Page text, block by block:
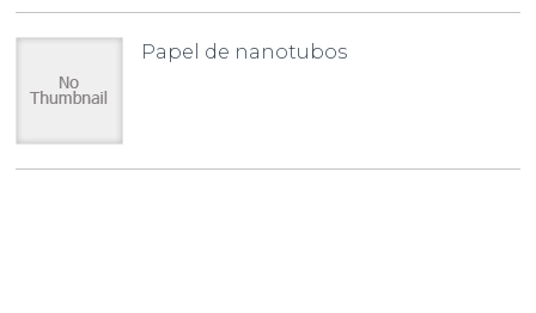
Papel de nanotubos